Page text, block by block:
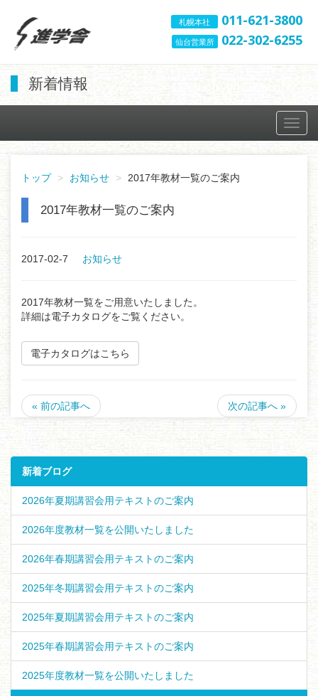
札幌本社 011-621-3800
仙台営業所 022-302-6255
新着情報
トップ お知らせ 2017年教材一覧のご案内
2017年教材一覧のご案内
2017-02-7 お知らせ
2017年教材一覧をご用意いたしました。
詳細は電子カタログをご覧ください。
電子カタログはこちら
« 前の記事へ 次の記事へ »
新着ブログ
2026年夏期講習会用テキストのご案内
2026年度教材一覧を公開いたしました
2026年春期講習会用テキストのご案内
2025年冬期講習会用テキストのご案内
2025年夏期講習会用テキストのご案内
2025年春期講習会用テキストのご案内
2025年度教材一覧を公開いたしました